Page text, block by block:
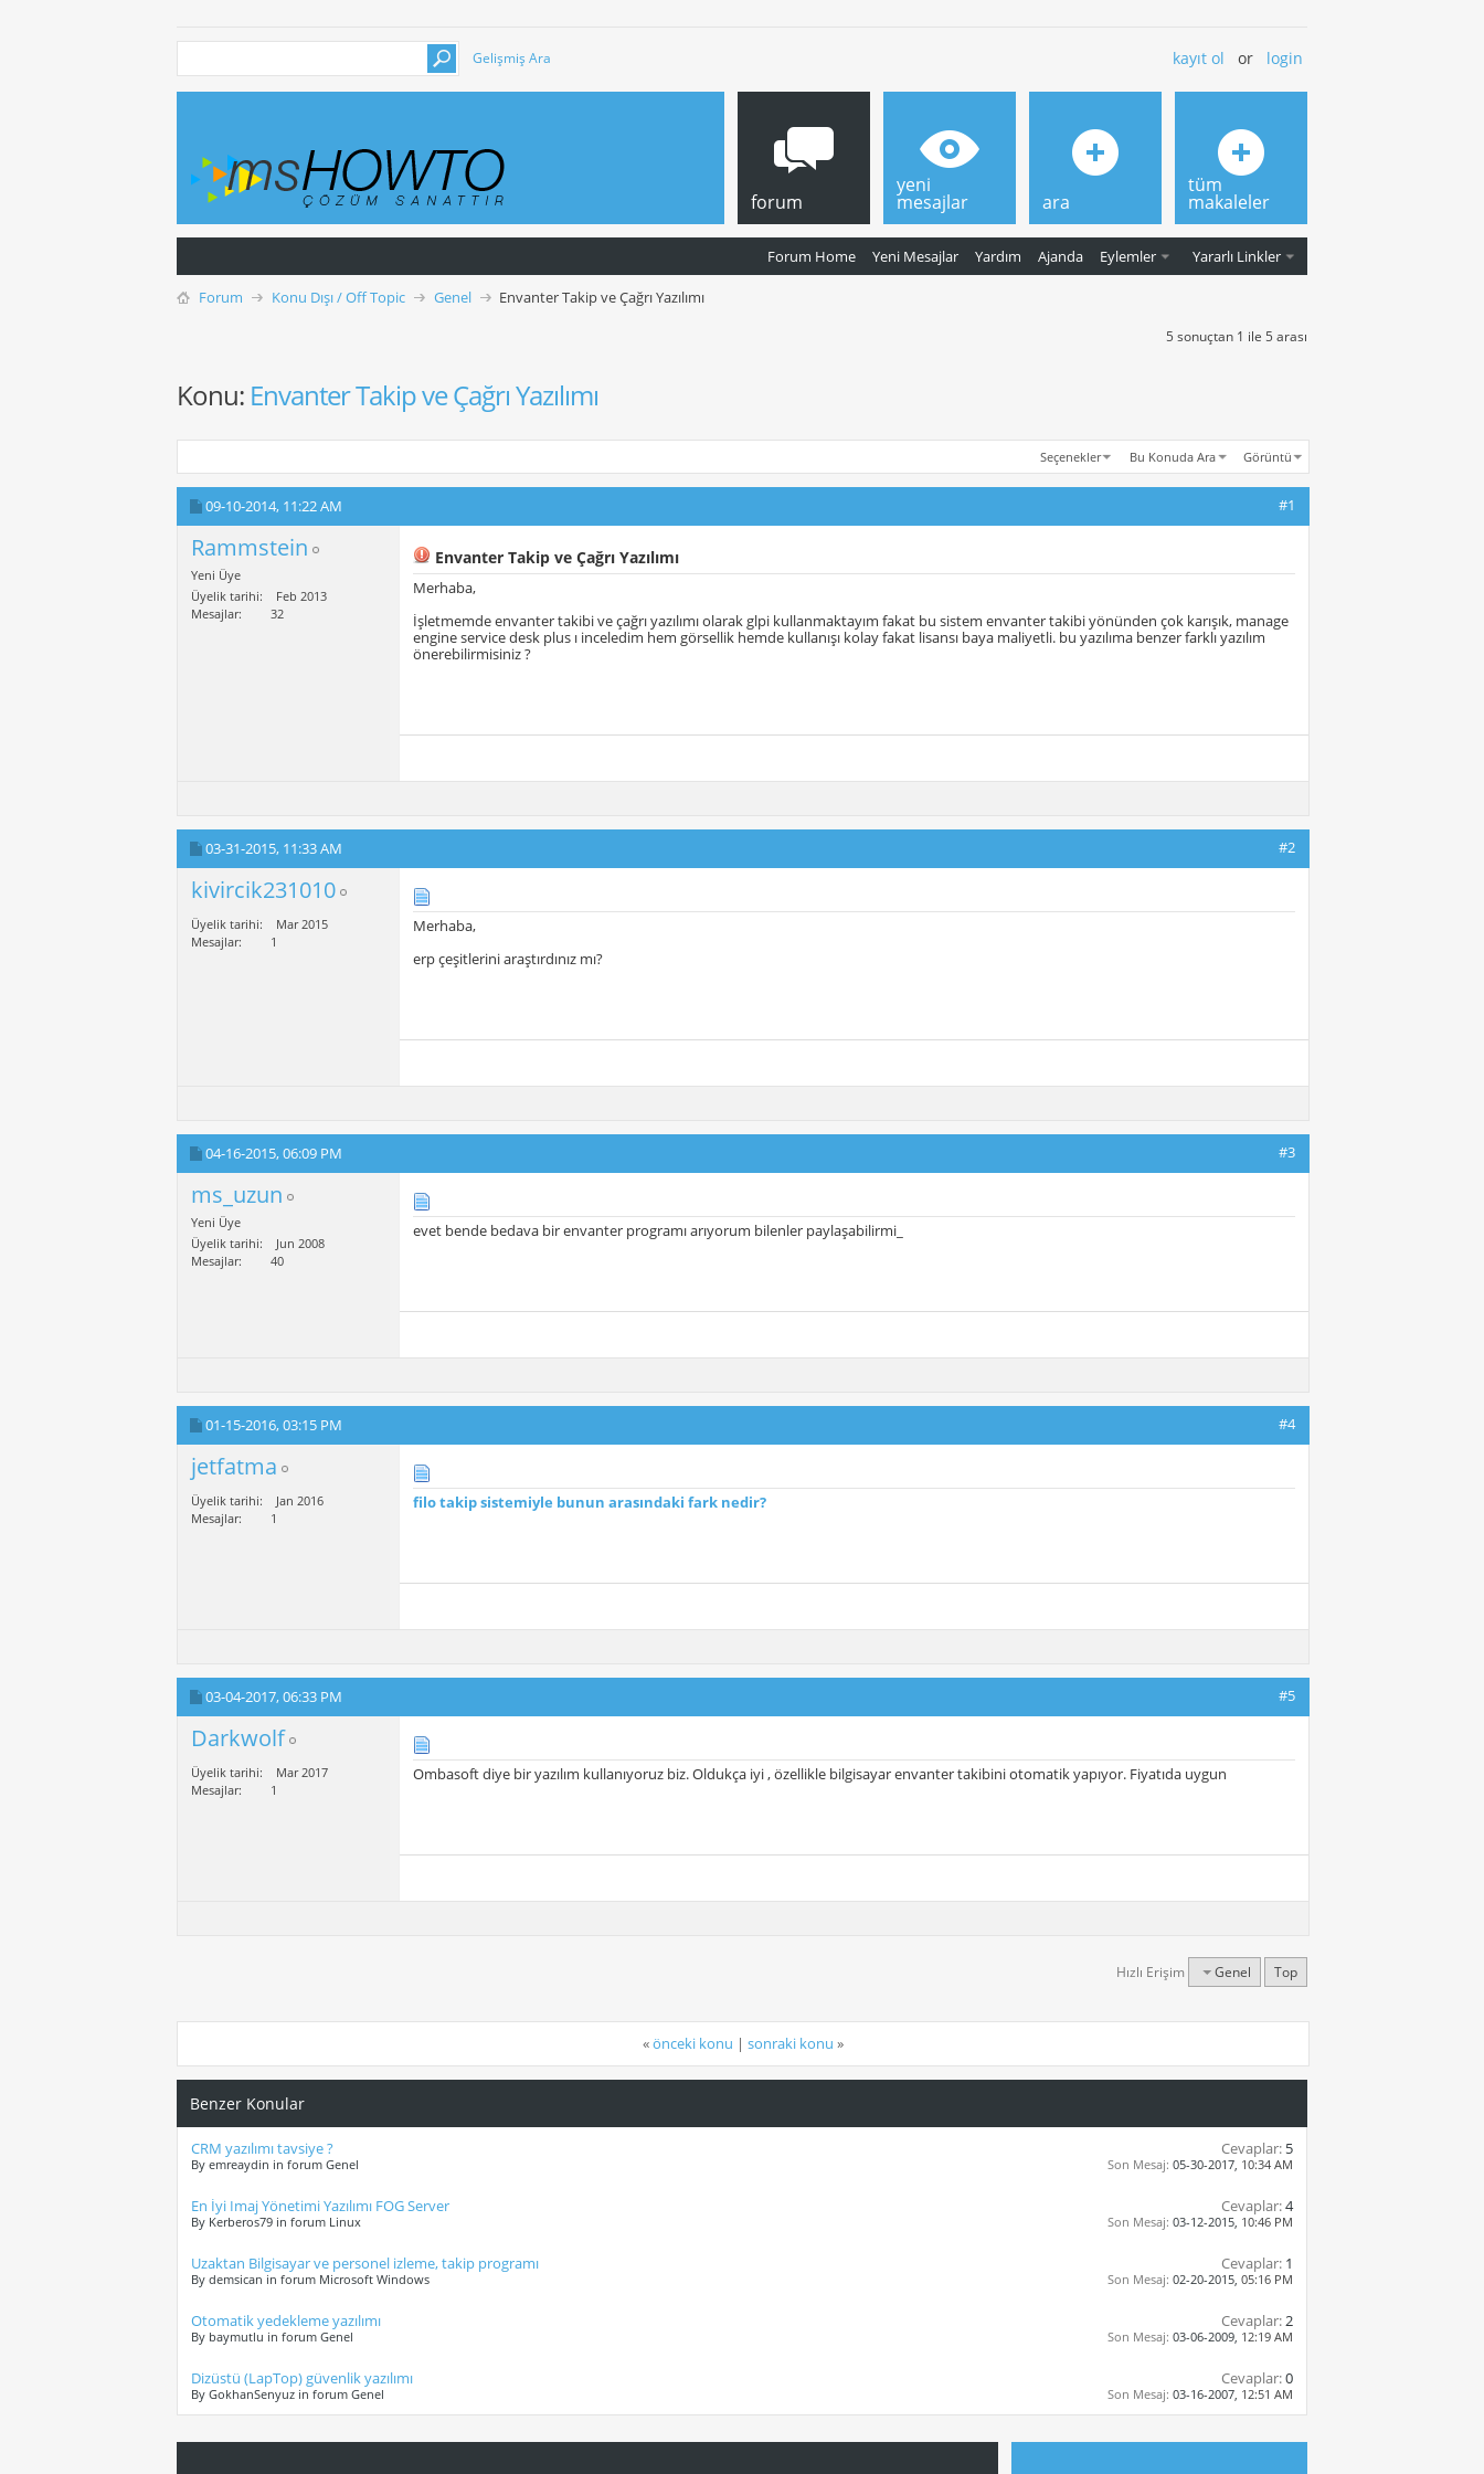
Gelişmiş Ara kayıt ol or login
forum
Forum Home Yeni Mesajlar Yardım Ajanda Eylemler Yararlı Linkler
yeni
mesajlar ara
tüm
makaleler
Forum Konu Dışı / Off Topic Genel Envanter Takip ve Çağrı Yazılımı
5 sonuçtan 1 ile 5 arası
Konu: Envanter Takip ve Çağrı Yazılımı
Seçenekler Bu Konuda Ara Görüntü
09-10-2014, 11:22 AM #1
Rammstein
Yeni Üye
Üyelik tarihi
Feb 2013
Mesajlar
32
Envanter Takip ve Çağrı Yazılımı
Merhaba,
İşletmemde envanter takibi ve çağrı yazılımı olarak glpi kullanmaktayım fakat bu sistem envanter takibi yönünden çok karışık, manage
engine service desk plus ı inceledim hem görsellik hemde kullanışı kolay fakat lisansı baya maliyetli. bu yazılıma benzer farklı yazılım
önerebilirmisiniz ?
03-31-2015, 11:33 AM #2
kivircik231010
Üyelik tarihi
Mar 2015
Mesajlar
1
Merhaba,
erp çeşitlerini araştırdınız mı?
04-16-2015,06:09 PM #3
ms_uzun
Yeni Üye
Üyelik tarihi
Jun 2008
Mesajlar
40
evet bende bedava bir envanter programı arıyorum bilenler paylaşabilirmi_
01-15-2016,03:15 PM #4
jetfatma
Üyelik tarihi
Jan 2016
Mesajlar
1
filo takipsistemiyle bunun arasındaki fark nedir?
03-04-2017,06:33 PM #5
Darkwolf
Üyelik tarihi
Mar 2017
Mesajlar
1
Ombasoft diye bir yazılım kullanıyoruz biz. Oldukça iyi , özellikle bilgisayar envanter takibini otomatik yapıyor. Fiyatıda uygun
Hızlı Erişim Genel Top
«önceki konu | sonraki konu »
Benzer Konular
CRM yazılımı tavsiye ?
By emreaydin in forum Genel
Cevaplar: 5
Son Mesaj: 05-30-2017, 10:34 AM
En İyi Imaj Yönetimi Yazılımı FOG Server
By Kerberos79 in forum Linux
Cevaplar:4
Son Mesaj: 03-12-2015, 10:46 PM
Uzaktan Bilgisayar ve personel izleme, takip programı
By demsican in forum Microsoft Windows
Cevaplar: 1
Son Mesaj: 02-20-2015, 05:16 PM
Otomatik yedekleme yazılımı
By baymutlu in forum Genel
Cevaplar:2
Son Mesaj: 03-06-2009, 12:19 AM
Dizüstü (LapTop) güvenlik yazılımı
By GokhanSenyuz in forum Genel
Cevaplar:0
Son Mesaj: 03-16-2007, 12:51 AM